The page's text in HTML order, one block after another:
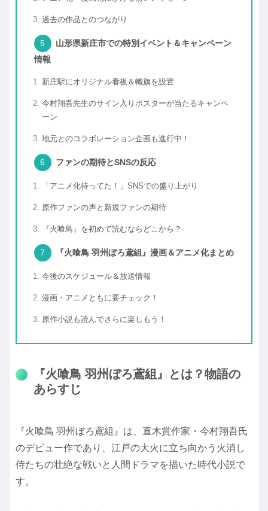
過去の作品とのつながり
山形県新庄市での特別イベント＆キャンペーン
情報
新庄駅にオリジナル看板＆幟旗を設置
今村翔吾先生のサイン入りポスターが当たるキャンペ
ーン
地元とのコラボレーション企画も進行中！
ファンの期待とSNSの反応
「アニメ化待ってた！」SNSでの盛り上がり
原作ファンの声と新規ファンの期待
『火喰鳥』を初めて読むならどこから？
『火喰鳥 羽州ぼろ鳶組』漫画＆アニメ化まとめ
今後のスケジュール＆放送情報
漫画・アニメともに要チェック！
原作小説も読んでさらに楽しもう！
『火喰鳥 羽州ぼろ鳶組』とは？物語の
あらすじ
『火喰鳥 羽州ぼろ鳶組』は、直木賞作家・今村翔吾氏
のデビュー作であり、江戸の大火に立ち向かう火消し
侍たちの壮絶な戦いと人間ドラマを描いた時代小説で
す。